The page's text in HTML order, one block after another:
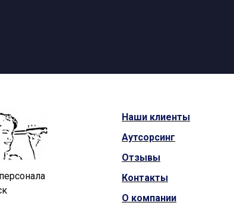
О компании
Контакты
Отзывы
Аутсорсинг
Наши клиенты
персонала